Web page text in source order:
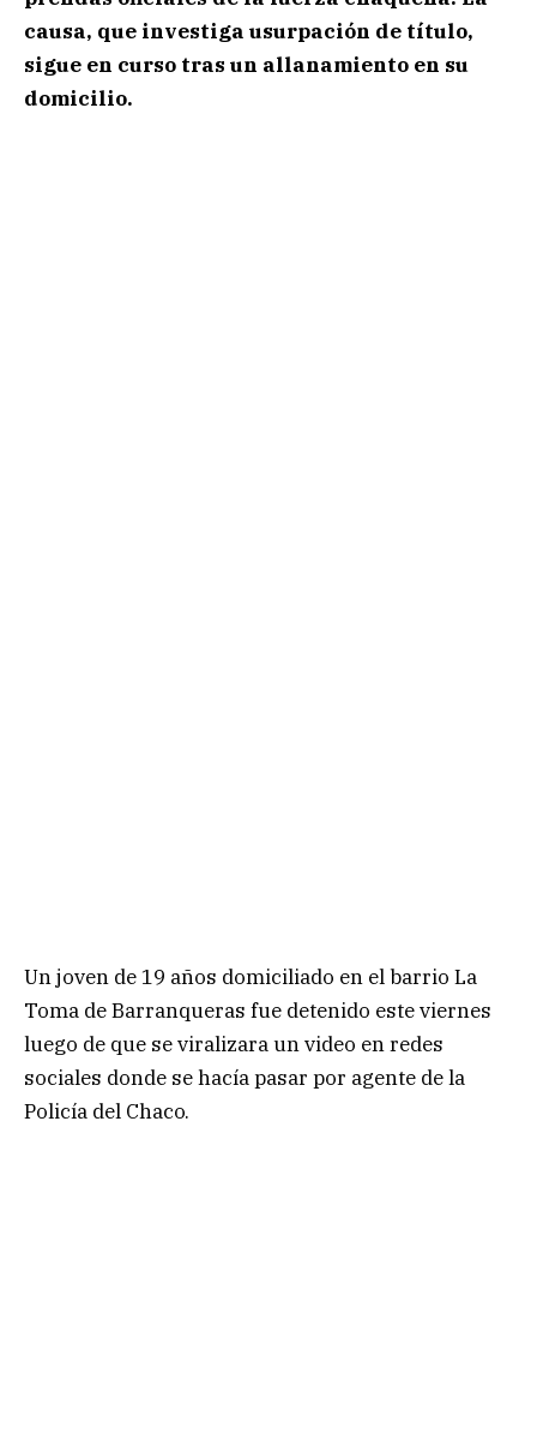
causa, que investiga usurpación de título,
sigue en curso tras un allanamiento en su
domicilio.
Un joven de 19 años domiciliado en el barrio La
Toma de Barranqueras fue detenido este viernes
luego de que se viralizara un video en redes
sociales donde se hacía pasar por agente de la
Policía del Chaco.